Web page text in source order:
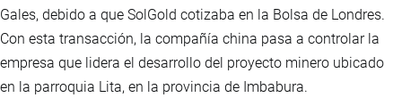
Gales, debido a que SolGold cotizaba en la Bolsa de Londres.
Con esta transacción, la compañía china pasa a controlar la
empresa que lidera el desarrollo del proyecto minero ubicado
en la parroquia Lita, en la provincia de Imbabura.